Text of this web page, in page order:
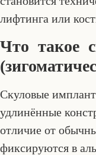
лифтинга или
Что такое
Скуловые
удлинённые
отличие от
фиксируются в